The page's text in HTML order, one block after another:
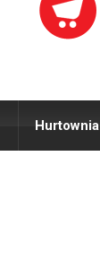
Hurtownia